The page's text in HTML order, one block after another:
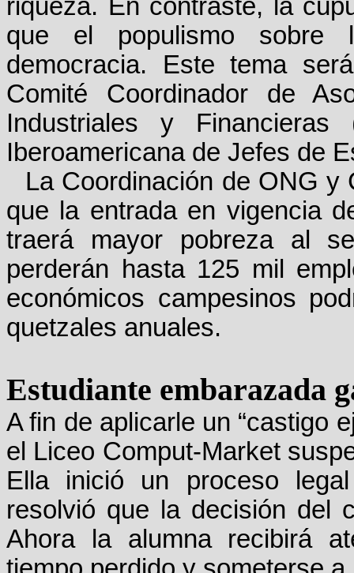
riqueza. En contraste, la
que el populismo sobre
democracia. Este tema
Comité Coordinador de
Industriales y
Iberoamericana de Jefes de
La Coordinación de ONG y
que la entrada en vigencia
traerá mayor pobreza al
perderán hasta 125 mil
económicos campesinos
quetzales anuales.
Estudiante embarazada
A fin de aplicarle un “castigo
el Liceo Comput-Market
Ella inició un proceso
resolvió que la decisión del
Ahora la alumna recibirá